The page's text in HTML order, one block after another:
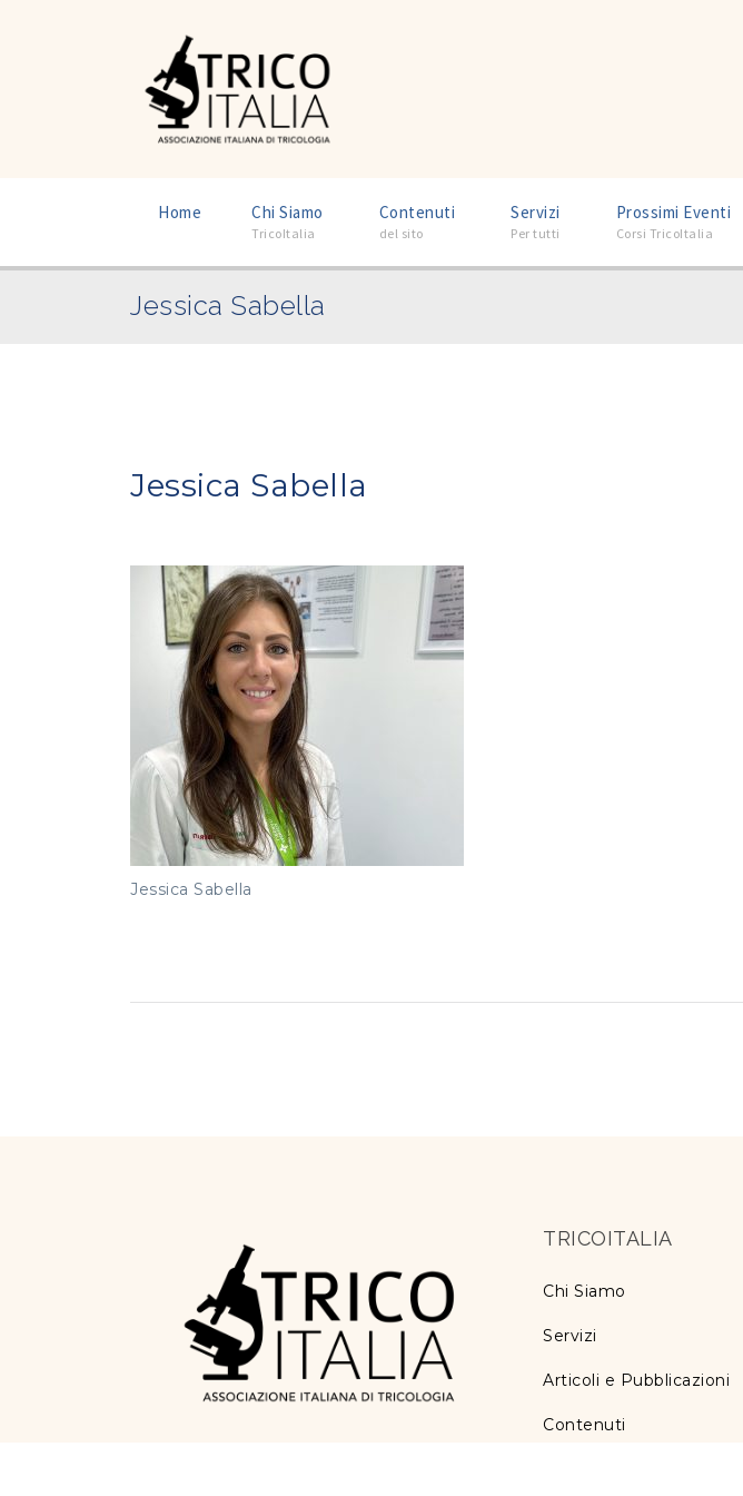
Home Chi Siamo
TricoItalia
Contenuti
del sito
Servizi
Per tutti
Prossimi Eventi
Corsi TricoItalia
Jessica Sabella
Jessica Sabella
Jessica Sabella
TRICOITALIA
Chi Siamo
Servizi
Articoli e Pubblicazioni
Contenuti